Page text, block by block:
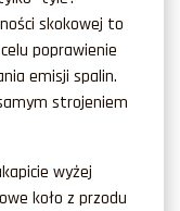
skokowej to
poprawienie
emisji spalin.
strojeniem
wyżej
koło z przodu